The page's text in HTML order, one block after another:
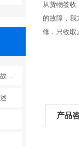
从货物签
的故障，我
修，只收取
产品